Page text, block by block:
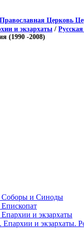
Церковь
и экзархаты /
(1990 -2008)
Соборы и Синоды
и экзархаты
и экзархаты.